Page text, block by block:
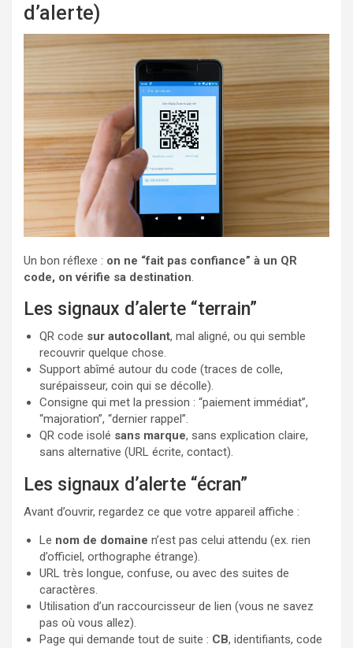
d’alerte)
Un bon réflexe : on ne “fait pas confiance” à un QR
code, on vérifie sa destination.
Les signaux d’alerte “terrain”
QR code sur autocollant, mal aligné, ou qui semble
recouvrir quelque chose.
Support abîmé autour du code (traces de colle,
surépaisseur, coin qui se décolle).
Consigne qui met la pression : “paiement immédiat”,
“majoration”, “dernier rappel”.
QR code isolé sans marque, sans explication claire,
sans alternative (URL écrite, contact).
Les signaux d’alerte “écran”
Avant d’ouvrir, regardez ce que votre appareil affiche :
Le nom de domaine n’est pas celui attendu (ex. rien
d’officiel, orthographe étrange).
URL très longue, confuse, ou avec des suites de
caractères.
Utilisation d’un raccourcisseur de lien (vous ne savez
pas où vous allez).
Page qui demande tout de suite : CB, identifiants, code